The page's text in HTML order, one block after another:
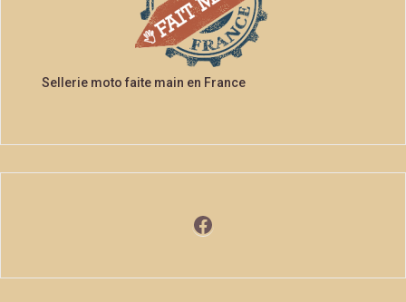
Sellerie moto faite main en France
Facebook